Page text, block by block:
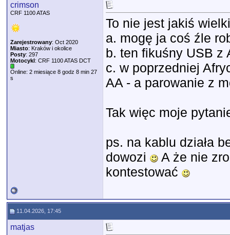
crimson
CRF 1100 ATAS
Zarejestrowany: Oct 2020
Miasto: Kraków i okolice
Posty: 297
Motocykl: CRF 1100 ATAS DCT
Online: 2 miesiące 8 godz 8 min 27
s
To nie jest jakiś
a. mogę ja coś źle
b. ten fikuśny USB z
c. w poprzedniej
AA - a parowanie z
Tak więc moje
ps. na kablu działa
dowozi
A że nie
kontestować
11.04.2026, 17:45
matjas